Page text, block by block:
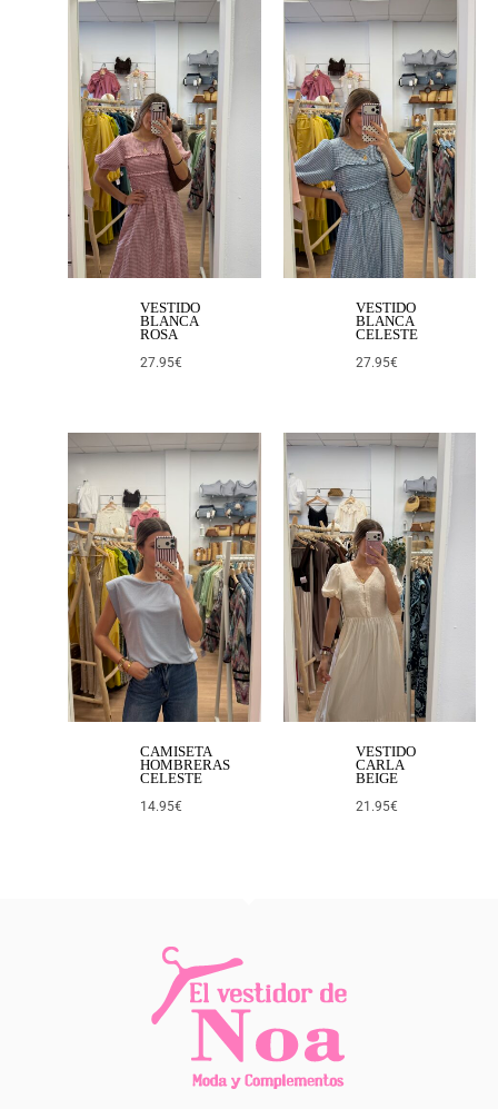
VESTIDO
BLANCA
ROSA
27.95€
VESTIDO
BLANCA
CELESTE
27.95€
CAMISETA
HOMBRERAS
CELESTE
14.95€
VESTIDO
CARLA
BEIGE
21.95€